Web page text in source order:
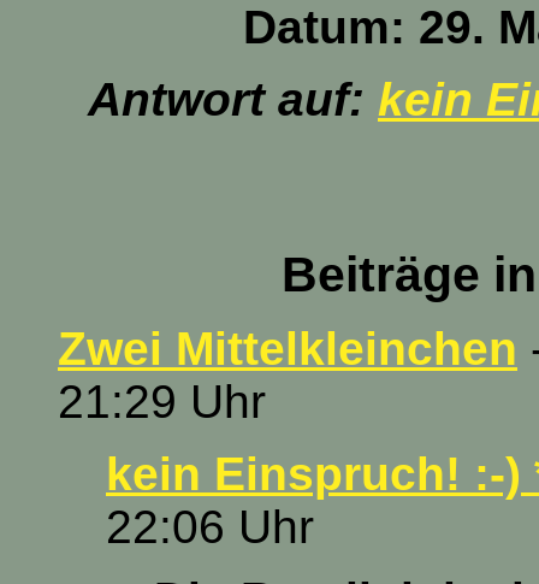
Datum: 29.
Antwort auf: kein
Beiträge
Zwei Mittelkleinchen
21:29 Uhr
kein Einspruch! :-)
22:06 Uhr